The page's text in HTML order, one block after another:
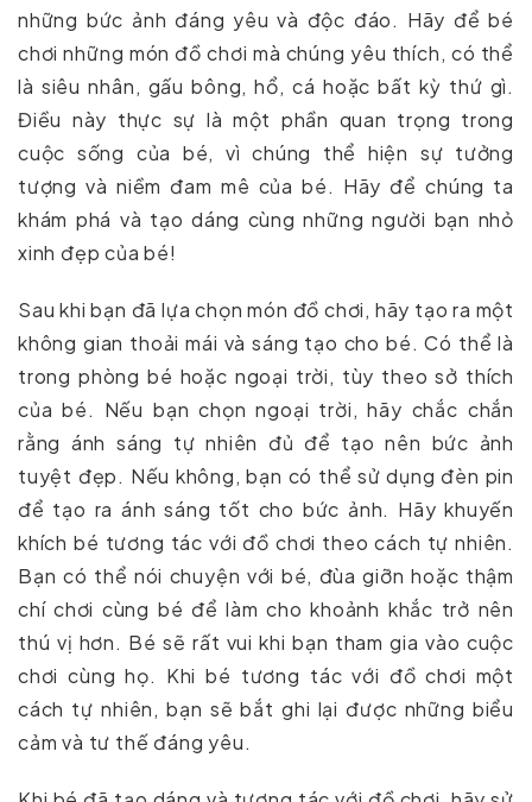
những bức ảnh đáng yêu và độc đáo. Hãy để bé
chơi những món đồ chơi mà chúng yêu thích, có thể
là siêu nhân, gấu bông, hổ, cá hoặc bất kỳ thứ gì.
Điều này thực sự là một phần quan trọng trong
cuộc sống của bé, vì chúng thể hiện sự tưởng
tượng và niềm đam mê của bé. Hãy để chúng ta
khám phá và tạo dáng cùng những người bạn nhỏ
xinh đẹp của bé!
Sau khi bạn đã lựa chọn món đồ chơi, hãy tạo ra một
không gian thoải mái và sáng tạo cho bé. Có thể là
trong phòng bé hoặc ngoại trời, tùy theo sở thích
của bé. Nếu bạn chọn ngoại trời, hãy chắc chắn
rằng ánh sáng tự nhiên đủ để tạo nên bức ảnh
tuyệt đẹp. Nếu không, bạn có thể sử dụng đèn pin
để tạo ra ánh sáng tốt cho bức ảnh. Hãy khuyến
khích bé tương tác với đồ chơi theo cách tự nhiên.
Bạn có thể nói chuyện với bé, đùa giỡn hoặc thậm
chí chơi cùng bé để làm cho khoảnh khắc trở nên
thú vị hơn. Bé sẽ rất vui khi bạn tham gia vào cuộc
chơi cùng họ. Khi bé tương tác với đồ chơi một
cách tự nhiên, bạn sẽ bắt ghi lại được những biểu
cảm và tư thế đáng yêu.